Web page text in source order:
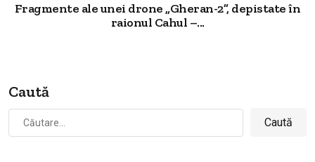
Fragmente ale unei drone „Gheran-2”, depistate în
raionul Cahul –...
Caută
Caută
după: